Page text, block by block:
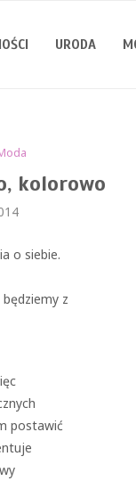
URODA
kolorowo
o siebie.
z
postawić